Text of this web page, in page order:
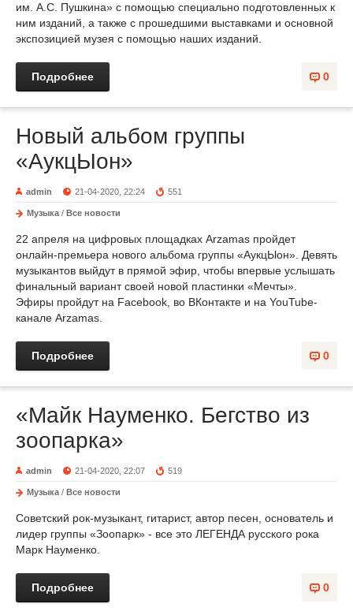
им. А.С. Пушкина» с помощью специально подготовленных к
ним изданий, а также с прошедшими выставками и основной
экспозицией музея с помощью наших изданий.
0
Подробнее
Новый альбом группы
«АукцЫон»
admin 21-04-2020, 22:24 551
Музыка / Все новости
22 апреля на цифровых площадках Arzamas пройдет
онлайн-премьера нового альбома группы «АукцЫон». Девять
музыкантов выйдут в прямой эфир, чтобы впервые услышать
финальный вариант своей новой пластинки «Мечты».
Эфиры пройдут на Facebook, во ВКонтакте и на YouTube-
канале Arzamas.
0
Подробнее
«Майк Науменко. Бегство из
зоопарка»
admin 21-04-2020, 22:07 519
Музыка / Все новости
Советский рок-музыкант, гитарист, автор песен, основатель и
лидер группы «Зоопарк» - все это ЛЕГЕНДА русского рока
Марк Науменко.
0
Подробнее